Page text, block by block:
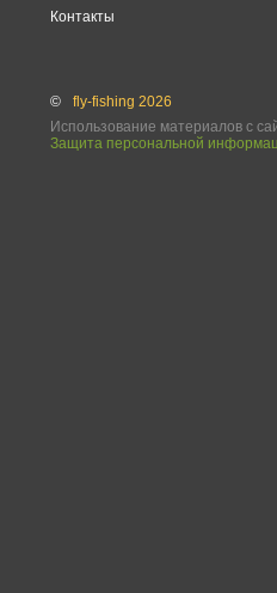
Контакты
©
fly-fishing 2026
Использование материалов с
Защита персональной